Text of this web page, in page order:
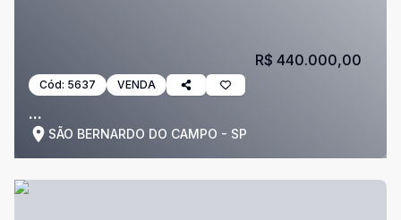
Cód: 5637 VENDA
...
SÃO BERNARDO DO CAMPO - SP
R$ 440.000,00